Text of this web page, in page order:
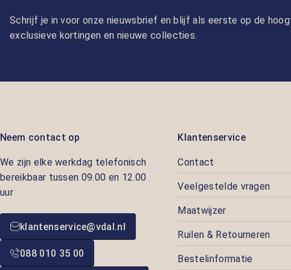
Schrijf je in voor onze nieuwsbrief en blijf als eerste op de
exclusieve kortingen en nieuwe collecties.
Neem contact op
We zijn elke werkdag telefonisch
bereikbaar tussen 09.00 en 12.00
uur
klantenservice@vdal.nl
088 010 35 00
Klantenservice
Contact
Veelgestelde vragen
Maatwijzer
Ruilen & Retourneren
Bestelinformatie